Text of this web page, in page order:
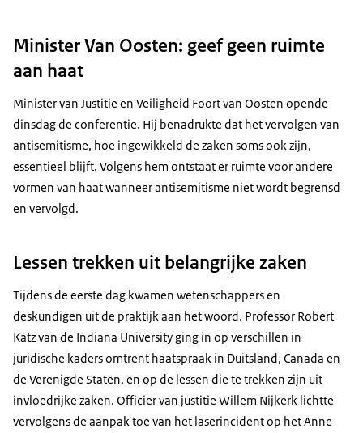
Minister Van Oosten: geef geen ruimte
aan haat
Minister van Justitie en Veiligheid Foort van Oosten opende
dinsdag de conferentie. Hij benadrukte dat het vervolgen van
antisemitisme, hoe ingewikkeld de zaken soms ook zijn,
essentieel blijft. Volgens hem ontstaat er ruimte voor andere
vormen van haat wanneer antisemitisme niet wordt begrensd
en vervolgd.
Lessen trekken uit belangrijke zaken
Tijdens de eerste dag kwamen wetenschappers en
deskundigen uit de praktijk aan het woord. Professor Robert
Katz van de Indiana University ging in op verschillen in
juridische kaders omtrent haatspraak in Duitsland, Canada en
de Verenigde Staten, en op de lessen die te trekken zijn uit
invloedrijke zaken. Officier van justitie Willem Nijkerk lichtte
vervolgens de aanpak toe van het laserincident op het Anne